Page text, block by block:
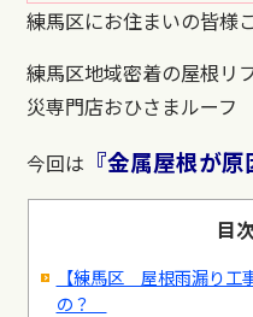
練馬区にお住まいの皆様
練馬区地域密着の屋根リ
災専門店おひさまルーフ
今回は 『金属屋根が
目
【練馬区 屋根雨漏り工
の？